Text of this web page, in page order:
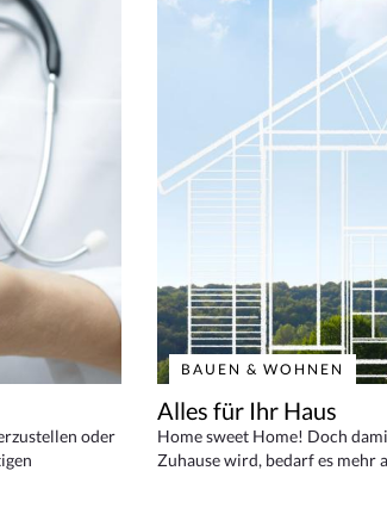
oder
BAUEN & WOHNEN
Alles für Ihr Haus
Home sweet Home! Doch
Zuhause wird, bedarf es mehr